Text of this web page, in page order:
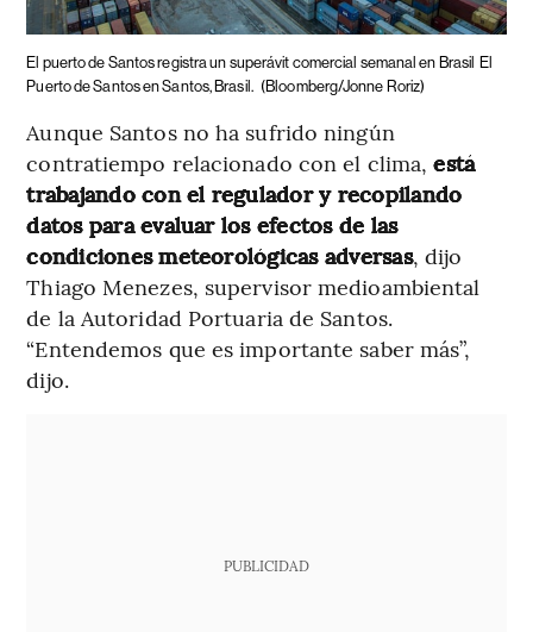
El puerto de Santos registra un superávit comercial semanal en Brasil El
Puerto de Santos en Santos, Brasil. (Bloomberg/Jonne Roriz)
Aunque Santos no ha sufrido ningún
contratiempo relacionado con el clima,está
trabajando con el regulador y recopilando
datos para evaluar los efectos de las
condiciones meteorológicas adversas, dijo
Thiago Menezes, supervisor medioambiental
de la Autoridad Portuaria de Santos.
“Entendemos que es importante saber más”,
dijo.
PUBLICIDAD